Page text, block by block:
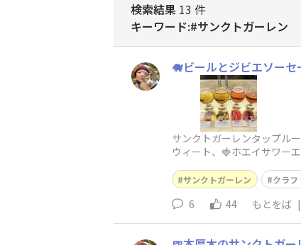
検索結果 13 件
キーワード:#サンクトガーレン
🐗ビールとジビエソーセ
サンクトガーレンタップル
ウィート、🍓ホエイサワー
サンクトガーレン クラフ
6 44 もとをば |